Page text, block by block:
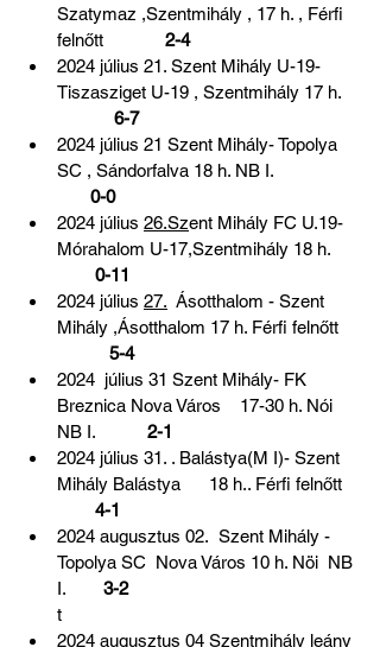
Szatymaz ,Szentmihály , 17 h. , Férfi
felnőtt
2-4
2024 július 21. Szent Mihály U-19-
Tiszasziget U-19 , Szentmihály 17 h.
6-7
2024 július 21 Szent Mihály- Topolya
SC , Sándorfalva 18 h. NB I.
       0-0
2024 július 26.Szent Mihály FC U.19-
Mórahalom U-17,Szentmihály 18 h.
        0-11
2024 július 27. Ásotthalom - Szent
Mihály ,Ásotthalom 17 h. Férfi felnőtt
           5-4
2024  július 31 Szent Mihály- FK
Breznica Nova Város    17-30 h. Nói
NB I.
  2-1
2024 július 31. . Balástya(M I)- Szent
Mihály Balástya      18 h.. Férfi felnőtt
  4-1
2024 augusztus 02.  Szent Mihály -
Topolya SC  Nova Város 10 h. Nöi  NB
I.
3-2
t
2024 augusztus 04 Szentmihály leány